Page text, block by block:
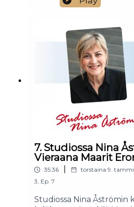
7. Studiossa Nina
Vieraana Maarit
35:36 torstaina 9.
3, Ep. 7
Studiossa Nina Åströmin